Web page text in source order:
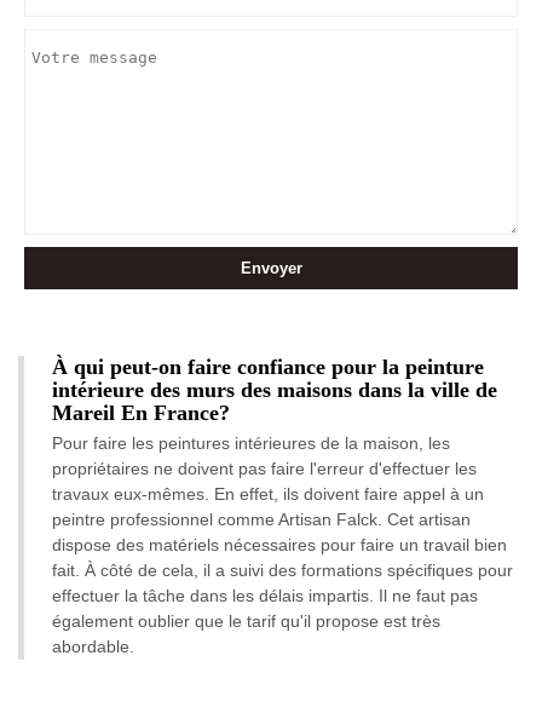
À qui peut-on faire confiance pour la peinture
intérieure des murs des maisons dans la ville de
Mareil En France?
Pour faire les peintures intérieures de la maison, les
propriétaires ne doivent pas faire l'erreur d'effectuer les
travaux eux-mêmes. En effet, ils doivent faire appel à un
peintre professionnel comme Artisan Falck. Cet artisan
dispose des matériels nécessaires pour faire un travail bien
fait. À côté de cela, il a suivi des formations spécifiques pour
effectuer la tâche dans les délais impartis. Il ne faut pas
également oublier que le tarif qu'il propose est très
abordable.